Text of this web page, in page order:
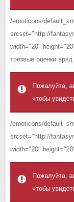
/emoticons/
srcset="http://
width="20"
трезвые оценки
Пожалуйта,
чтобы
/emoticons/
srcset="http://
width="20"
Пожалуйта,
чтобы